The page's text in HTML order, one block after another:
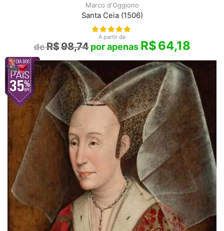
Marco d'Oggiono
Santa Ceia (1506)
A partir de
R$98,74 R$64,18